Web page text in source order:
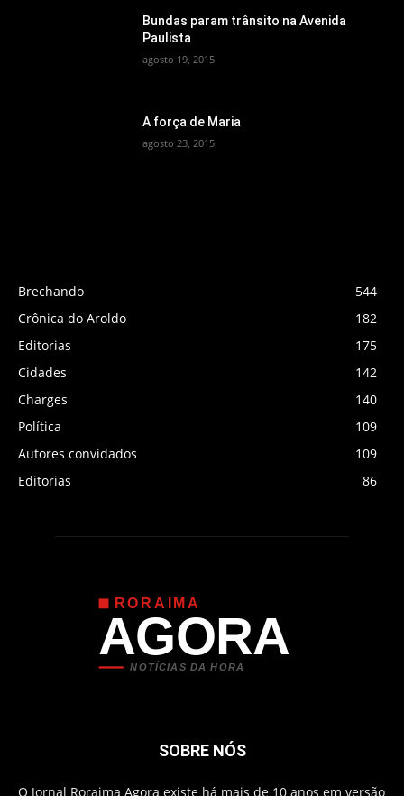
Bundas param trânsito na Avenida
Paulista
agosto 19, 2015
A força de Maria
agosto 23, 2015
Brechando
544
Crônica do Aroldo
182
Editorias
175
Cidades
142
Charges
140
Política
109
Autores convidados
109
Editorias
86
RORAIMA
AGORA
NOTÍCIAS DA HORA
SOBRE NÓS
O Jornal Roraima Agora existe há mais de 10 anos em versão